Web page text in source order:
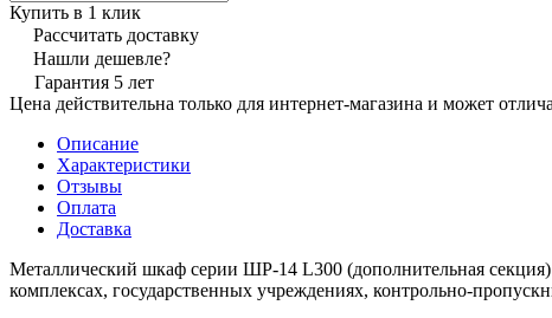
Купить в 1 клик
Рассчитать доставку
Нашли дешевле?
Гарантия 5 лет
Цена действительна только для интернет-магазина и может
Описание
Характеристики
Отзывы
Оплата
Доставка
Металлический шкаф серии ШР-14 L300 (дополнительная секция)
комплексах, государственных учреждениях, контрольно-